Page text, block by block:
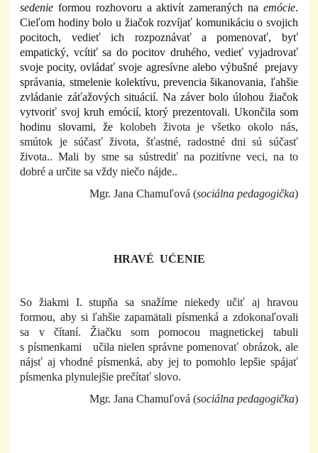
sedenie formou rozhovoru a aktivít zameraných na emócie.
Cieľom hodiny bolo u žiačokrozvíjať komunikáciu o svojich
pocitoch, vedieť ich rozpoznávať a pomenovať, byť
empatický, vcítiť sa do pocitov druhého, vedieť vyjadrovať
svoje pocity, ovládať svoje agresívne alebo výbušné prejavy
správania, stmelenie kolektívu, prevencia šikanovania, ľahšie
zvládanie záťažových situácií. Na záver bolo úlohou žiačok
vytvoriť svoj kruh emócií, ktorý prezentovali. Ukončila som
hodinu slovami, že kolobeh života je všetko okolo nás,
smútok je súčasť života, šťastné, radostné dni sú súčasť
života.. Mali by sme sa sústrediť na pozitívne veci, na to
dobré a určite sa vždy niečo nájde..
Mgr. Jana Chamuľová (sociálna pedagogička)
HRAVÉ UĆENIE
So žiakmi I. stupňa sa snažíme niekedy učiť aj hravou
formou, aby si ľahšie zapamätali písmenká a zdokonaľovali
sa v čítaní. Žiačku som pomocou magnetickej tabuli
s písmenkami učila nielen správne pomenovať obrázok, ale
nájsť aj vhodné písmenká, aby jej to pomohlo lepšie spájať
písmenka plynulejšie prečítať slovo.
Mgr. Jana Chamuľová (sociálna pedagogička)